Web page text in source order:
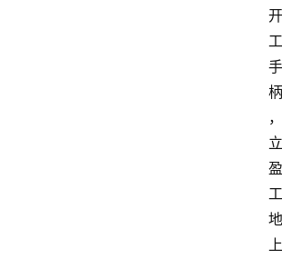
开
工
手
柄
，
立
盈
工
地
上